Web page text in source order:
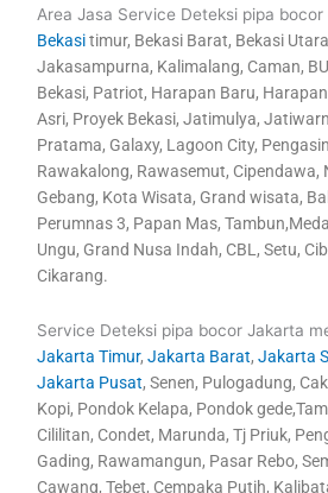
Area Jasa Service Deteksi pipa bocor
Bekasitimur, Bekasi Barat, Bekasi
Jakasampurna, Kalimalang, Caman,
Bekasi, Patriot, Harapan Baru,
Asri, Proyek Bekasi, Jatimulya,
Pratama, Galaxy, Lagoon City,
Rawakalong, Rawasemut,
Gebang, Kota Wisata, Grand wisata,
Perumnas 3, Papan Mas,
Ungu, Grand Nusa Indah, CBL, Setu,
Cikarang.
Service Deteksi pipa bocor Jakarta
Jakarta Timur,Jakarta Barat,Jakarta
Jakarta Pusat, Senen, Pulogadung,
Kopi, Pondok Kelapa, Pondok
Cililitan, Condet, Marunda, Tj Priuk,
Gading, Rawamangun, Pasar Rebo,
Cawang, Tebet, Cempaka Putih,